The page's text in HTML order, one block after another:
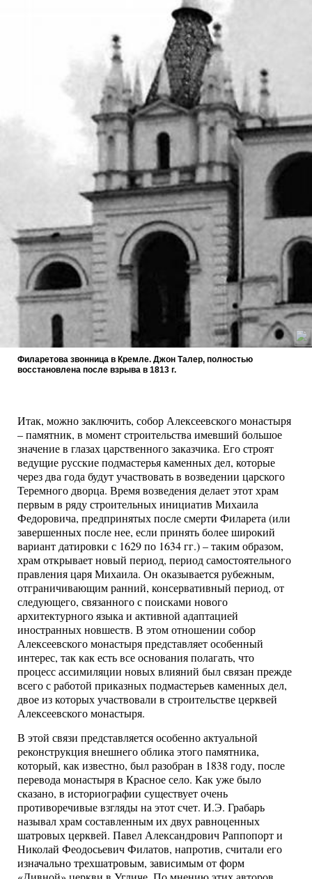
Филаретова звонница в Кремле. Джон Талер, полностью
восстановлена после взрыва в 1813 г.
Итак, можно заключить, собор Алексеевского монастыря
– памятник, в момент строительства имевший большое
значение в глазах царственного заказчика. Его строят
ведущие русские подмастерья каменных дел, которые
через два года будут участвовать в возведении царского
Теремного дворца. Время возведения делает этот храм
первым в ряду строительных инициатив Михаила
Федоровича, предпринятых после смерти Филарета (или
завершенных после нее, если принять более широкий
вариант датировки с 1629 по 1634 гг.) – таким образом,
храм открывает новый период, период самостоятельного
правления царя Михаила. Он оказывается рубежным,
отграничивающим ранний, консервативный период, от
следующего, связанного с поисками нового
архитектурного языка и активной адаптацией
иностранных новшеств. В этом отношении собор
Алексеевского монастыря представляет особенный
интерес, так как есть все основания полагать, что
процесс ассимиляции новых влияний был связан прежде
всего с работой приказных подмастерьев каменных дел,
двое из которых участвовали в строительстве церквей
Алексеевского монастыря.
В этой связи представляется особенно актуальной
реконструкция внешнего облика этого памятника,
который, как известно, был разобран в 1838 году, после
перевода монастыря в Красное село. Как уже было
сказано, в историографии существует очень
противоречивые взгляды на этот счет. И.Э. Грабарь
называл храм составленным их двух равноценных
шатровых церквей. Павел Александрович Раппопорт и
Николай Феодосьевич Филатов, напротив, считали его
изначально трехшатровым, зависимым от форм